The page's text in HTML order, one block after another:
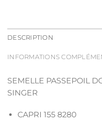
DESCRIPTION
INFORMATIONS
SEMELLE PASSEPOIL
SINGER
CAPRI 155 8280